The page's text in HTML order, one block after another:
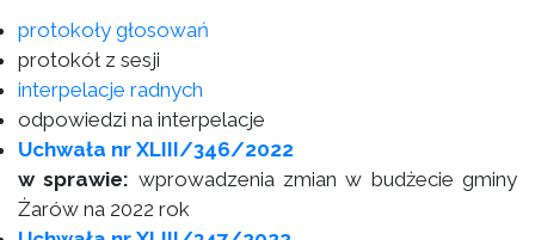
protokoły głosowań
protokół z sesji
interpelacje radnych
odpowiedzi na interpelacje
Uchwała nr XLIII/346/2022
w sprawie: wprowadzenia zmian w budżecie gminy
Żarów na 2022 rok